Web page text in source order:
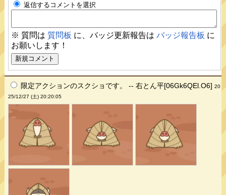
返信するコメントを選択
※ 質問は 質問板 に、バッジ更新報告はバッジ報告板 に
お願いします！
限定アクションのスクショです。 -- 右とん平[06Gk6QEl.O6]20
25/12/27 (土) 20:20:05